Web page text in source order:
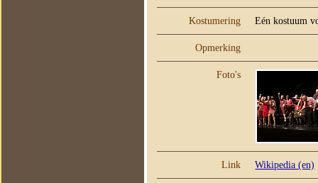
Kostumering Eén kostuum
Opmerking
Foto's
Link Wikipedia (en)